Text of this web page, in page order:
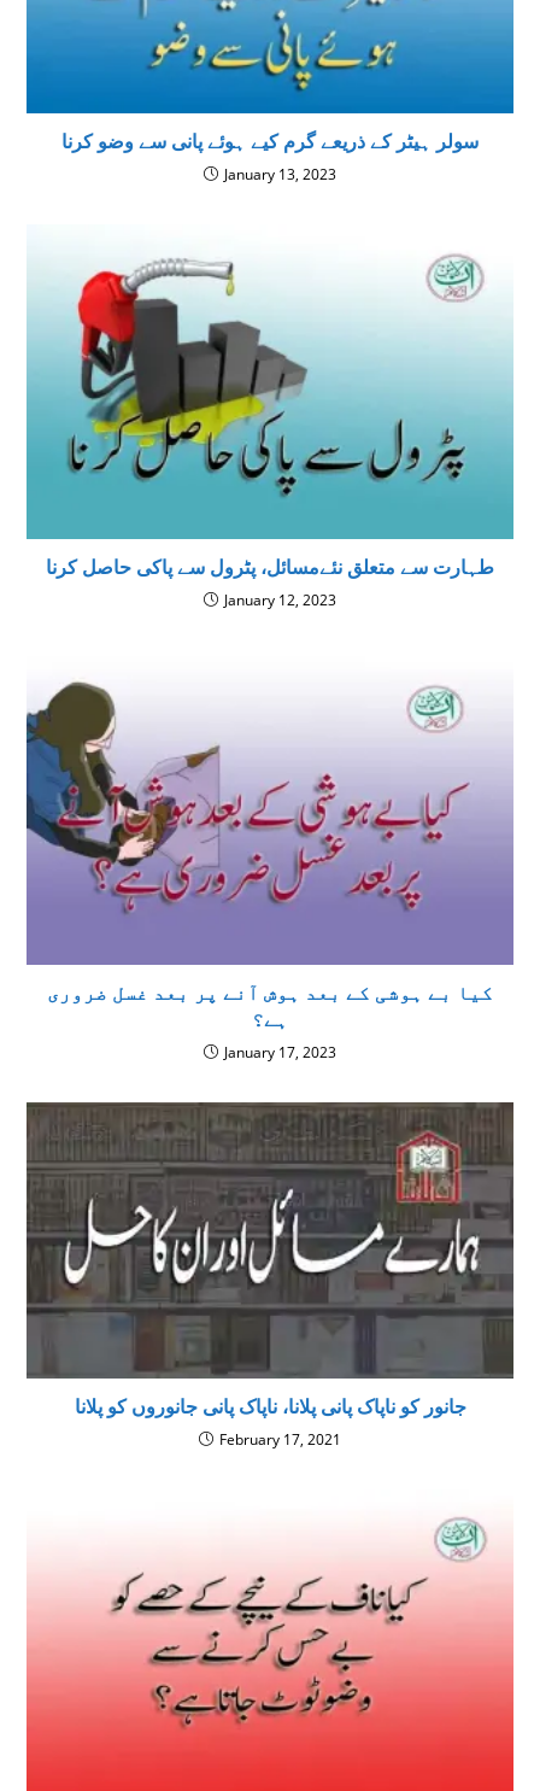
سولر ہیٹر کے ذریعے گرم کیے ہوئے پانی سے وضو کرنا
January 13, 2023
طہارت سے متعلق نئےمسائل، پٹرول سے پاکی حاصل کرنا
January 12, 2023
كيا بے ہوشی کے بعد ہوش آنے پر بعد غسل ضرورى
ہے؟
January 17, 2023
جانور کو ناپاک پانی پلانا، ناپاک پانی جانوروں کو پلانا
February 17, 2021